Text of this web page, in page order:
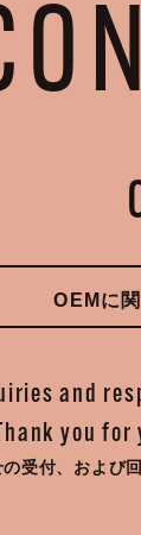
OEMに
and
you
受付、 および